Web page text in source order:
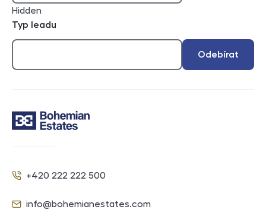
Hidden
Typ leadu
Odebírat
Telefon
+420 222 222 500
E-mail
info@bohemianestates.com